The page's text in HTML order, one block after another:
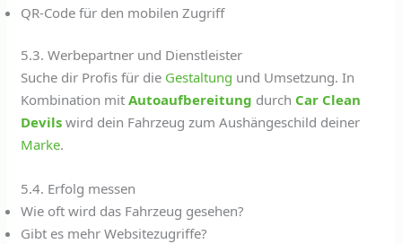
QR-Code für den mobilen Zugriff
5.3. Werbepartner und Dienstleister
Suche dir Profis für die Gestaltung und Umsetzung. In
Kombination mitAutoaufbereitung durch Car Clean
Devils wird dein Fahrzeug zum Aushängeschild deiner
Marke.
5.4. Erfolg messen
Wie oft wird das Fahrzeug gesehen?
Gibt es mehr Websitezugriffe?